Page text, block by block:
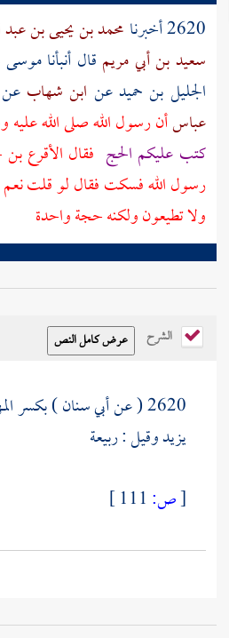
2620 أخبرنا محمد بن يحيى بن عبد
سعيد بن أبي مريم قال أنبأناموسى
الجليل بن حميدعن ابن شهاب
عباسأن رسول الله صلى الله
كتب عليكم الحج فقال الأقرع
رسول الله فسكت فقال لو قلت
ولا تطيعون ولكنه حجة واحدة
الشرح
2620 ( عن أبي سنان) بكسر
يزيدوقيل :ربيعة
[ص: